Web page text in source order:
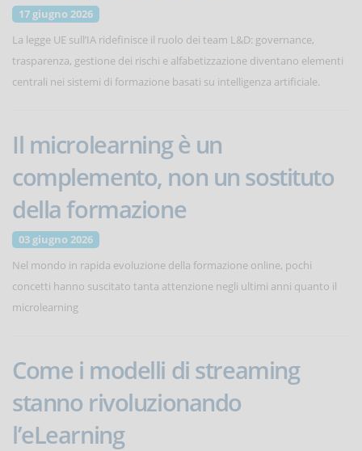
17 giugno 2026
La legge UE sull’IA ridefinisce il ruolo dei team L&D: governance,
trasparenza, gestione dei rischi e alfabetizzazione diventano elementi
centrali nei sistemi di formazione basati su intelligenza artificiale.
Il microlearning è un
complemento, non un sostituto
della formazione
03 giugno 2026
Nel mondo in rapida evoluzione della formazione online, pochi
concetti hanno suscitato tanta attenzione negli ultimi anni quanto il
microlearning
Come i modelli di streaming
stanno rivoluzionando
l’eLearning